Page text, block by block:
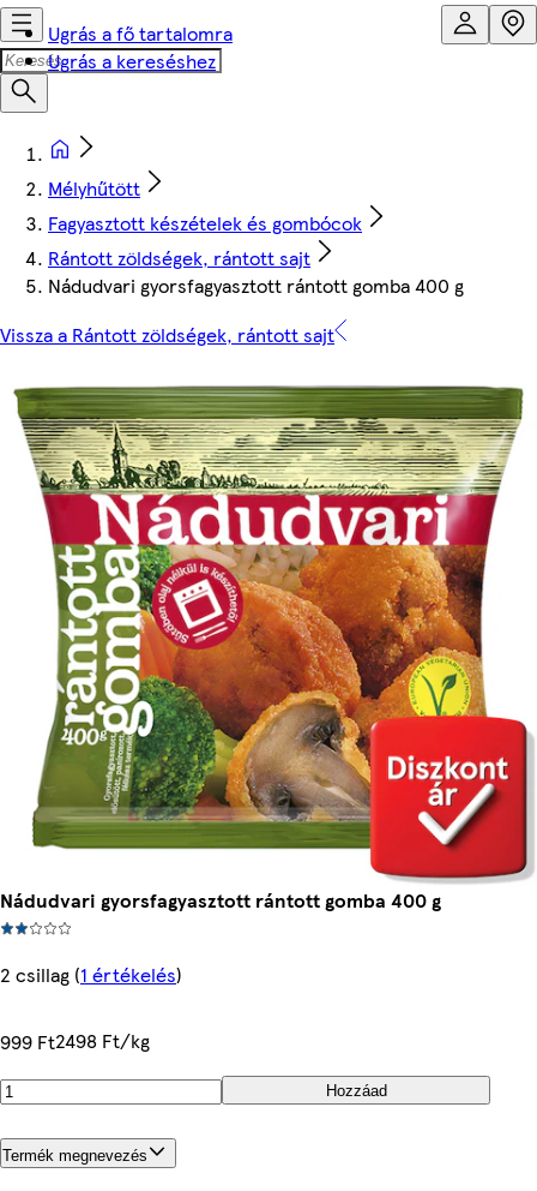
Ugrás a fő tartalomra
Ugrás a kereséshez
Mélyhűtött
Fagyasztott készételek és gombócok
Rántott zöldségek, rántott sajt
Nádudvari gyorsfagyasztott rántott gomba 400 g
Vissza a Rántott zöldségek, rántott sajt
Nádudvari gyorsfagyasztott rántott gomba 400 g
2 csillag (1 értékelés)
999 Ft2498 Ft/kg
Hozzáad
Termék megnevezés